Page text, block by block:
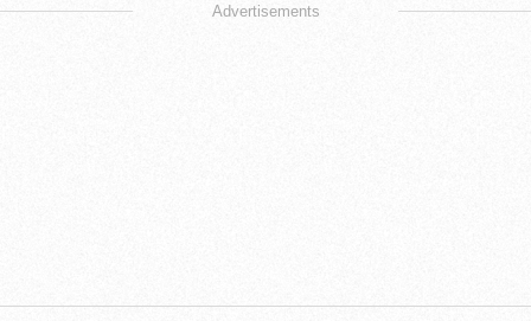
Advertisements